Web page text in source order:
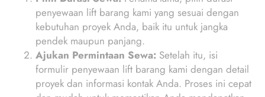
penyewaan lift barang kami yang sesuai dengan
kebutuhan proyek Anda, baik itu untuk jangka
pendek maupun panjang.
Ajukan Permintaan Sewa: Setelah itu, isi
formulir penyewaan lift barang kami dengan detail
proyek dan informasi kontak Anda. Proses ini cepat